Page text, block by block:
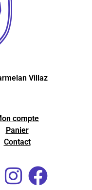
Villaz
compte
Panier
Contact